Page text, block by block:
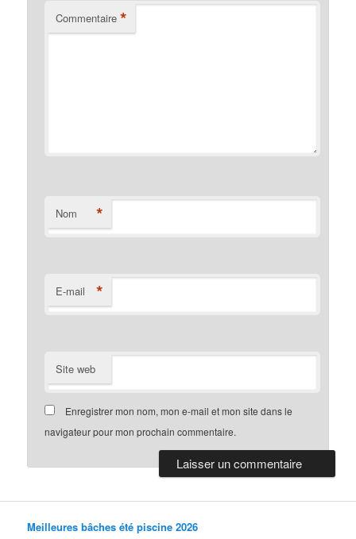
Commentaire *
Nom *
E-mail *
Site web
Enregistrer mon nom, mon e-mail et mon site dans le
navigateur pour mon prochain commentaire.
Meilleures bâches été piscine 2026